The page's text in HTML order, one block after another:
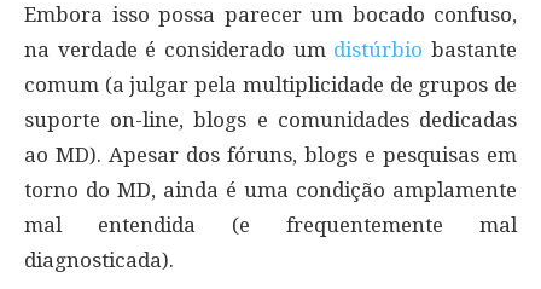
Embora isso possa parecer um bocado confuso,
na verdade é considerado um distúrbio bastante
comum (a julgar pela multiplicidade de grupos de
suporte on-line, blogs e comunidades dedicadas
ao MD). Apesar dos fóruns, blogs e pesquisas em
torno do MD, ainda é uma condição amplamente
mal entendida (e frequentemente mal
diagnosticada).